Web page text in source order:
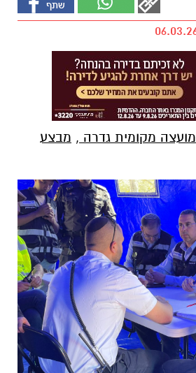
מועצה מקומית גדרה , מבצע